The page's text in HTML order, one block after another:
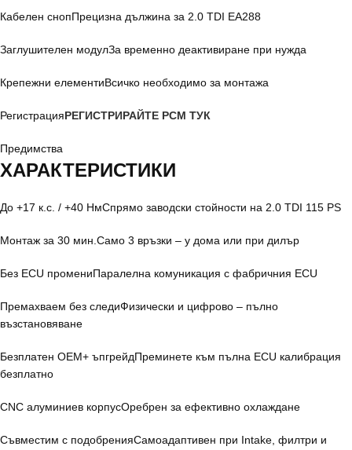
Кабелен снопПрецизна дължина за 2.0 TDI EA288
Заглушителен модулЗа временно деактивиране при нужда
Крепежни елементиВсичко необходимо за монтажа
РегистрацияРЕГИСТРИРАЙТЕ PCM ТУК
Предимства
ХАРАКТЕРИСТИКИ
До +17 к.с. / +40 НмСпрямо заводски стойности на 2.0 TDI 115 PS
Монтаж за 30 мин.Само 3 връзки – у дома или при дилър
Без ECU промениПаралелна комуникация с фабричния ECU
Премахваем без следиФизически и цифрово – пълно
възстановяване
Безплатен OEM+ ъпгрейдПреминете към пълна ECU калибрация
безплатно
CNC алуминиев корпусОребрен за ефективно охлаждане
Съвместим с подобренияСамоадаптивен при Intake, филтри и